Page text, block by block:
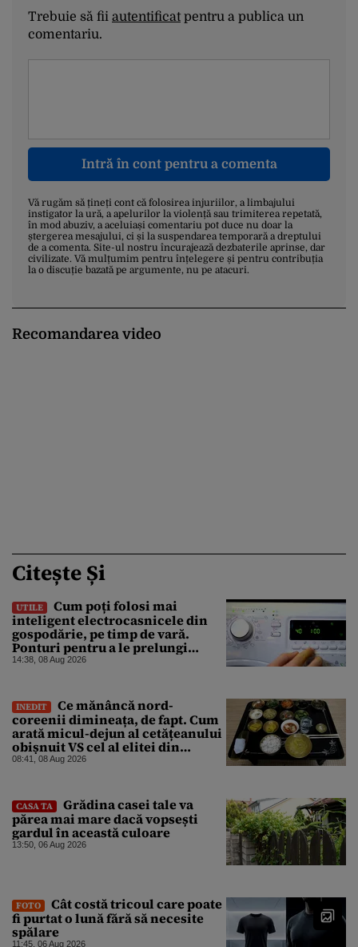
Trebuie să fii autentificatpentru a publica un
comentariu.
Intră în cont pentru a comenta
Vă rugăm să țineți cont că folosirea injuriilor, a limbajului
instigator la ură, a apelurilor la violență sau trimiterea repetată,
în mod abuziv, a aceluiași comentariu pot duce nu doar la
ștergerea mesajului, ci și la suspendarea temporară a dreptului
de a comenta. Site-ul nostru încurajează dezbaterile aprinse, dar
civilizate. Vă mulțumim pentru înțelegere și pentru contribuția
la o discuție bazată pe argumente, nu pe atacuri.
Recomandarea video
Citește Și
UTILE
Cum poți folosi mai
inteligent electrocasnicele din
gospodărie, pe timp de vară.
Ponturi pentru a le prelungi
durata de viață
14:38, 08 Aug 2026
INEDIT
Ce mănâncă nord-
coreenii dimineața, de fapt. Cum
arată micul-dejun al cetățeanului
obișnuit VS cel al elitei din
Phenian
08:41, 08 Aug 2026
CASA TA
Grădina casei tale va
părea mai mare dacă vopsești
gardul în această culoare
13:50, 06 Aug 2026
FOTO
Cât costă tricoul care poate
fi purtat o lună fără să necesite
spălare
11:45, 06 Aug 2026